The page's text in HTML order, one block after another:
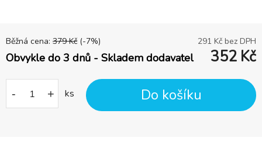
Běžná cena: 379 Kč (-7%) 291 Kč bez DPH
Obvykle do 3 dnů - Skladem dodavatel 352 Kč
- + ks Do košíku